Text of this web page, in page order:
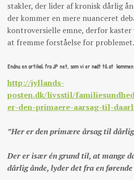
stakler, der lider af kronisk dårlig
der kommer en mere nuanceret
kontroversielle emne, derfor
at fremme forståelse for problemet.
Endnu en artikel fra JP net, som vi er nødt til at
http://jyllands-
posten.dk/livsstil/
er-den-primaere-aarsag-til-
”Her er den primære årsag til
Der er især én grund til, at mange
dårlig ånde, lyder det fra en